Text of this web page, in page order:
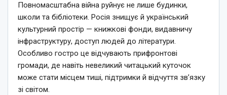
Повномасштабна війна руйнує не лише будинки,
школи та бібліотеки. Росія знищує й український
культурний простір — книжкові фонди, видавничу
інфраструктуру, доступ людей до літератури.
Особливо гостро це відчувають прифронтові
громади, де навіть невеликий читацький куточок
може стати місцем тиші, підтримки й відчуття зв’язку
зі світом.